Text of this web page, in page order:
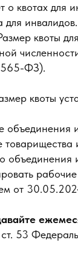
о квотах для
для
квоты
ФЗ).
квоты
объединения
товарищества
объединения
от
ст. 53